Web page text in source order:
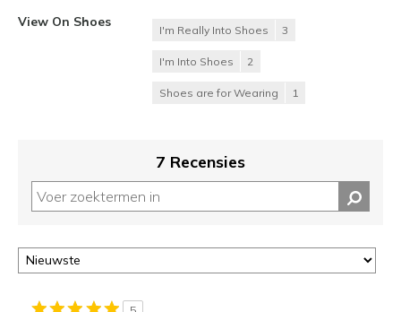
View On Shoes
I'm Really Into Shoes 3
I'm Into Shoes 2
Shoes are for Wearing 1
7 Recensies